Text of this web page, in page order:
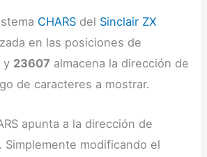
CHARS del Sinclair ZX
en las posiciones de
y 23607 almacena la dirección de
de caracteres a mostrar.
apunta a la dirección de
. Simplemente modificando el